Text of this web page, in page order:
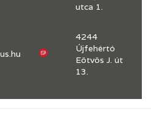
utca 1.
4244
Újfehértó
Eötvös J. út
13.